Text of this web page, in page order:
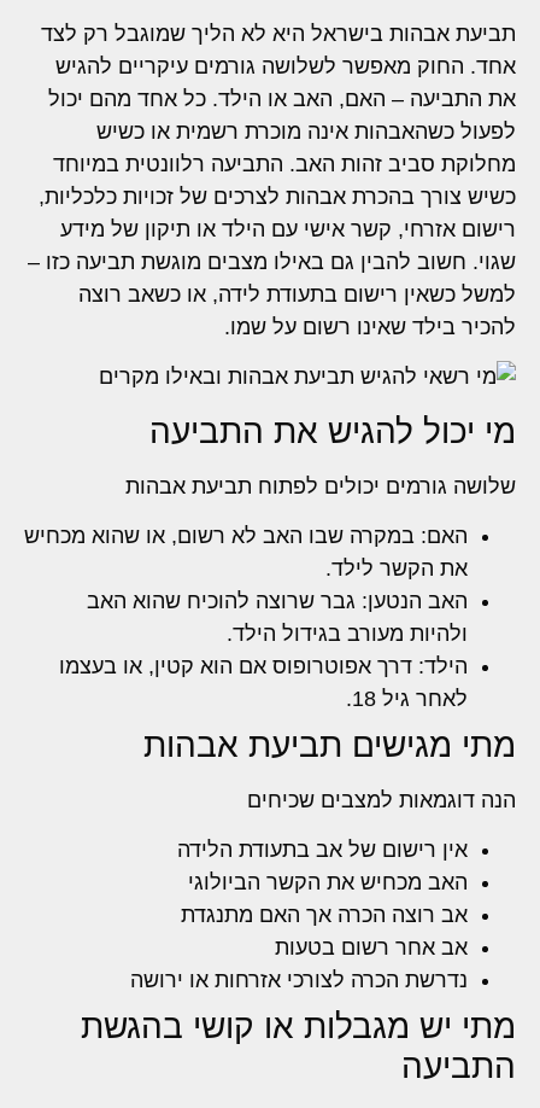
תביעת אבהות בישראל היא לא הליך שמוגבל רק לצד
אחד. החוק מאפשר לשלושה גורמים עיקריים להגיש
את התביעה – האם, האב או הילד. כל אחד מהם יכול
לפעול כשהאבהות אינה מוכרת רשמית או כשיש
מחלוקת סביב זהות האב. התביעה רלוונטית במיוחד
כשיש צורך בהכרת אבהות לצרכים של זכויות כלכליות,
רישום אזרחי, קשר אישי עם הילד או תיקון של מידע
שגוי. חשוב להבין גם באילו מצבים מוגשת תביעה כזו –
למשל כשאין רישום בתעודת לידה, או כשאב רוצה
להכיר בילד שאינו רשום על שמו.
מי יכול להגיש את התביעה
שלושה גורמים יכולים לפתוח תביעת אבהות
האם: במקרה שבו האב לא רשום, או שהוא מכחיש
את הקשר לילד.
האב הנטען: גבר שרוצה להוכיח שהוא האב
ולהיות מעורב בגידול הילד.
הילד: דרך אפוטרופוס אם הוא קטין, או בעצמו
לאחר גיל 18.
מתי מגישים תביעת אבהות
הנה דוגמאות למצבים שכיחים
אין רישום של אב בתעודת הלידה
האב מכחיש את הקשר הביולוגי
אב רוצה הכרה אך האם מתנגדת
אב אחר רשום בטעות
נדרשת הכרה לצורכי אזרחות או ירושה
מתי יש מגבלות או קושי בהגשת
התביעה